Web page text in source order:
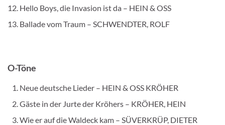
Hello Boys, die Invasion ist da – HEIN & OSS
Ballade vom Traum – SCHWENDTER, ROLF
O-Töne
Neue deutsche Lieder – HEIN & OSS KRÖHER
Gäste in der Jurte der Kröhers – KRÖHER, HEIN
Wie er auf die Waldeck kam – SÜVERKRÜP, DIETER